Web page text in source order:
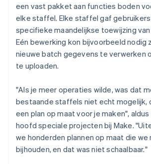
een vast pakket aan functies boden
elke staffel. Elke staffel gaf
specifieke maandelijkse toewijzing
Eén bewerking kon bijvoorbeeld nodig
nieuwe batch gegevens te verwerken
te uploaden.
"Als je meer operaties wilde, was dat
bestaande staffels niet echt mogelijk,
een plan op maat voor je maken",
hoofd speciale projecten bij Make.
we honderden plannen op maat die we
bijhouden, en dat was niet schaalbaar."